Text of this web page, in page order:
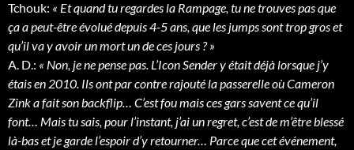
Tchouk: « Et quand tu regardes la Rampage, tu ne trouves pas que
ça a peut-être évolué depuis 4-5 ans, que les jumps sont trop gros et
qu’il va y avoir un mort un de ces jours ? »
A. D.: « Non, je ne pense pas. L’Icon Sender y était déjà lorsque j’y
étais en 2010. Ils ont par contre rajouté la passerelle où Cameron
Zink a fait son backflip… C’est fou mais ces gars savent ce qu’il
font… Mais tu sais, pour l’instant, j’ai un regret, c’est de m’être blessé
là-bas et je garde l’espoir d’y retourner… Parce que cet événement,